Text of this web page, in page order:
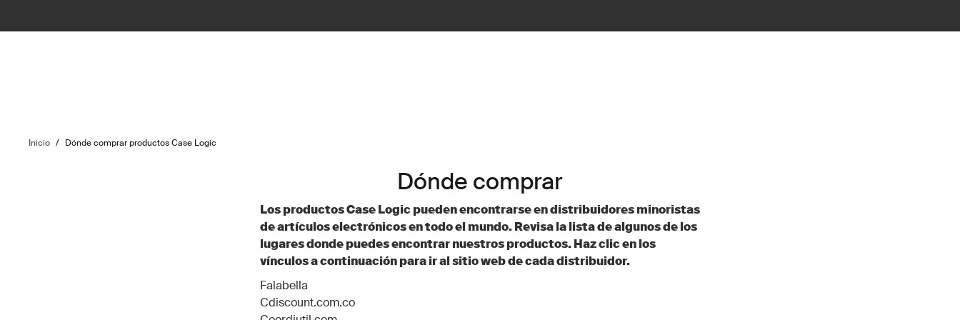
Inicio / Dónde comprar productos Case Logic
Dónde comprar
Los productos Case Logic pueden encontrarse en distribuidores minoristas
de artículos electrónicos en todo el mundo. Revisa la lista de algunos de los
lugares donde puedes encontrar nuestros productos. Haz clic en los
vínculos a continuación para ir al sitio web de cada distribuidor.
Falabella
Cdiscount.com.co